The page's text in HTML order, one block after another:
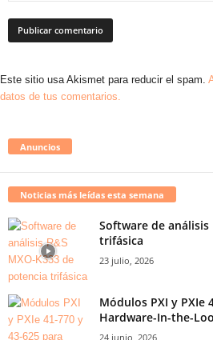
Este sitio usa Akismet para reducir el spam.
datos de tus comentarios.
Anuncios
Noticias más leídas esta semana
Software de análisis
trifásica
23 julio, 2026
Módulos PXI y PXIe
Hardware-In-the-
24 junio, 2026